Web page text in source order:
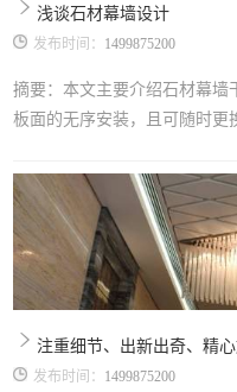
浅谈石材幕墙设计
发布时间： 1499875200
摘要：本文主要介绍石材幕墙
板面的无序安装，且可随时更
果好。
注重细节、出新出奇、精
发布时间： 1499875200